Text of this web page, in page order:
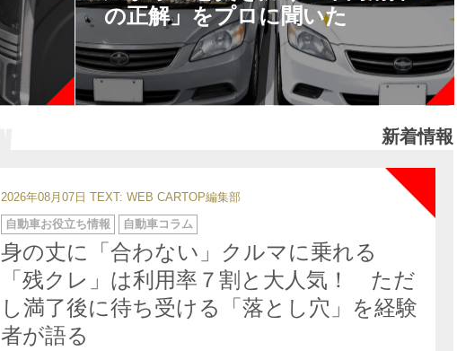
の正解」をプロに聞いた
新着情報
NEW
2026年08月07日 TEXT: WEB CARTOP編集部
身の丈に「合わない」クルマに乗れる
「残クレ」は利用率７割と大人気！ ただ
し満了後に待ち受ける「落とし穴」を経験
者が語る
カ
テ
ゴ
リ
ー
自動車お役立ち情報 自動車コラム